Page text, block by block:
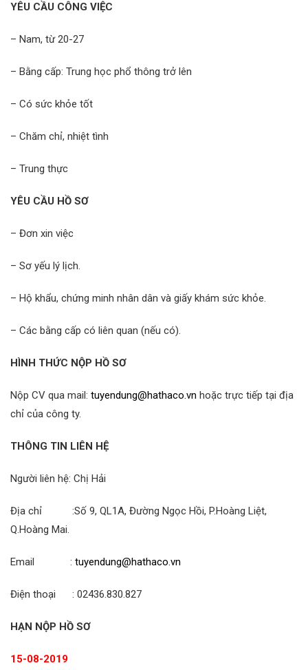
YÊU CẦU CÔNG VIỆC
– Nam, từ 20-27
– Bằng cấp: Trung học phổ thông trở lên
– Có sức khỏe tốt
– Chăm chỉ, nhiệt tình
– Trung thực
YÊU CẦU HỒ SƠ
– Đơn xin việc
– Sơ yếu lý lịch.
– Hộ khẩu, chứng minh nhân dân và giấy khám sức khỏe.
– Các bằng cấp có liên quan (nếu có).
HÌNH THỨC NỘP HỒ SƠ
Nộp CV qua mail: tuyendung@hathaco.vn hoặc trực tiếp tại địa
chỉ của công ty.
THÔNG TIN LIÊN HỆ
Người liên hệ: Chị Hải
Địa chỉ :Số 9, QL1A, Đường Ngọc Hồi, P.Hoàng Liệt,
Q.Hoàng Mai.
Email : tuyendung@hathaco.vn
Điện thoại : 02436.830.827
HẠN NỘP HỒ SƠ
15-08-2019